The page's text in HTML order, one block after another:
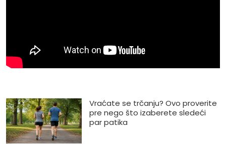
Vraćate se trčanju? Ovo proverite
pre nego što izaberete sledeći
par patika